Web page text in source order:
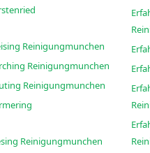
Erfahrene Teppichreinigung Freising Reinigungmunchen
Erfahrene Teppichreinigung Garching Reinigungmunchen
Erfahrene Teppichreinigung Gauting Reinigungmunchen
Erfahrene Teppichreinigung Giesing Reinigungmunchen